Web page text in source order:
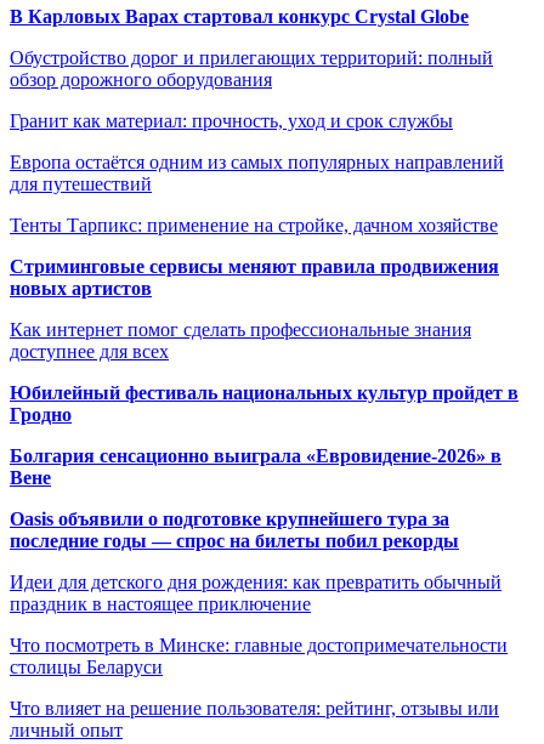
В Карловых Варах стартовал конкурс Crystal Globe
Обустройство дорог и прилегающих территорий: полный
обзор дорожного оборудования
Гранит как материал: прочность, уход и срок службы
Европа остаётся одним из самых популярных направлений
для путешествий
Тенты Тарпикс: применение на стройке, дачном хозяйстве
Стриминговые сервисы меняют правила продвижения
новых артистов
Как интернет помог сделать профессиональные знания
доступнее для всех
Юбилейный фестиваль национальных культур пройдет в
Гродно
Болгария сенсационно выиграла «Евровидение-2026» в
Вене
Oasis объявили о подготовке крупнейшего тура за
последние годы — спрос на билеты побил рекорды
Идеи для детского дня рождения: как превратить обычный
праздник в настоящее приключение
Что посмотреть в Минске: главные достопримечательности
столицы Беларуси
Что влияет на решение пользователя: рейтинг, отзывы или
личный опыт